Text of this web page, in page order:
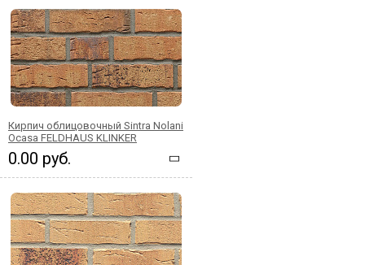
Кирпич облицовочный Sintra Nolani
Ocasa FELDHAUS KLINKER
0.00 руб.